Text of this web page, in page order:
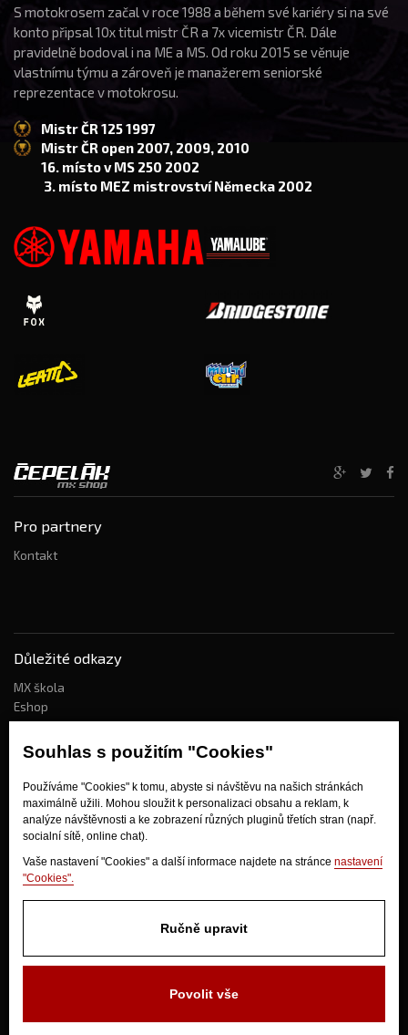
Souhlas s použitím "Cookies"
Používáme "Cookies" k tomu, abyste si návštěvu na našich stránkách
maximálně užili. Mohou sloužit k personalizaci obsahu a reklam, k
analýze návštěvnosti a ke zobrazení různých pluginů třetích stran (např.
socialní sítě, online chat).
Vaše nastavení "Cookies" a další informace najdete na stránce nastavení
"Cookies".
Ručně upravit
Povolit vše
S motokrosem začal v roce 1988 a během své kariéry si na své
konto připsal 10x titul mistr ČR a 7x vicemistr ČR. Dále
pravidelně bodoval i na ME a MS. Od roku 2015 se věnuje
vlastnímu týmu a zároveň je manažerem seniorské
reprezentace v motokrosu.
Mistr ČR 125 1997
Mistr ČR open 2007, 2009, 2010
16. místo v MS 250 2002
3. místo MEZ mistrovství Německa 2002
Pro partnery
Kontakt
Důležité odkazy
MX škola
Eshop
Kdo jsme?
Jak nakupovat?
Obchodní podmínky
Doprava
Odstoupení od kupní smlouvy
280 02 Kolín